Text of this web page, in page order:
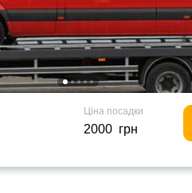
Ціна посадки
2000 грн